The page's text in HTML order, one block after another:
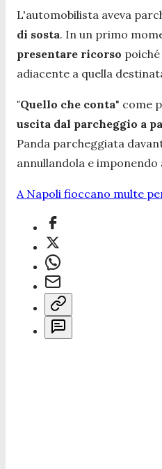
L'automobilista aveva
di sosta. In un primo
presentare ricorso
adiacente a quella
"Quello che conta" come
uscita dal parcheggio a
Panda parcheggiata
annullandola e imponendo
A Napoli fioccano multe